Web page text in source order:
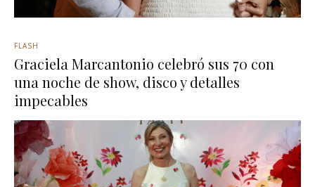
FLASH
Graciela Marcantonio celebró sus 70 con
una noche de show, disco y detalles
impecables